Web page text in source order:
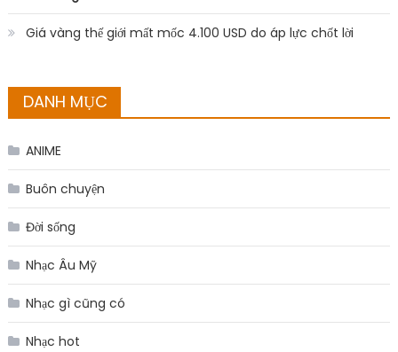
Giá vàng thế giới mất mốc 4.100 USD do áp lực chốt lời
DANH MỤC
ANIME
Buôn chuyện
Đời sống
Nhạc Âu Mỹ
Nhạc gì cũng có
Nhạc hot